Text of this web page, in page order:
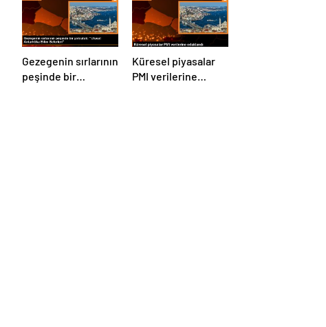
Gezegenin sırlarının
peşinde bir
Küresel piyasalar
PMI verilerine